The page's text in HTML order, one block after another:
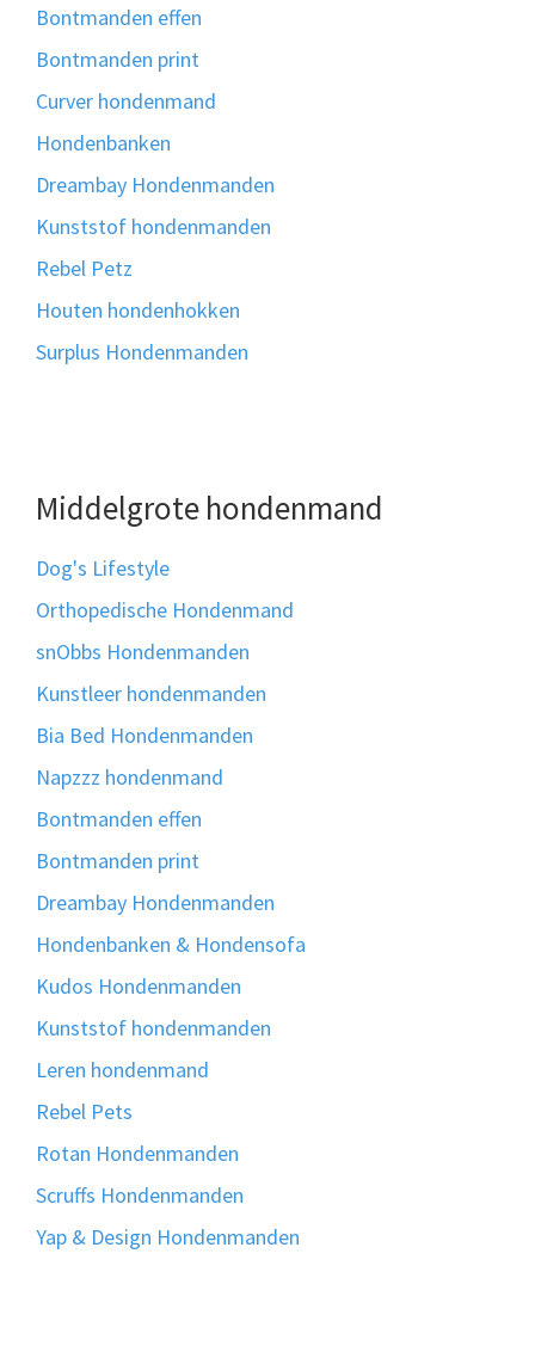
Bontmanden effen
Bontmanden print
Curver hondenmand
Hondenbanken
Dreambay Hondenmanden
Kunststof hondenmanden
Rebel Petz
Houten hondenhokken
Surplus Hondenmanden
Middelgrote hondenmand
Dog's Lifestyle
Orthopedische Hondenmand
snObbs Hondenmanden
Kunstleer hondenmanden
Bia Bed Hondenmanden
Napzzz hondenmand
Bontmanden effen
Bontmanden print
Dreambay Hondenmanden
Hondenbanken & Hondensofa
Kudos Hondenmanden
Kunststof hondenmanden
Leren hondenmand
Rebel Pets
Rotan Hondenmanden
Scruffs Hondenmanden
Yap & Design Hondenmanden